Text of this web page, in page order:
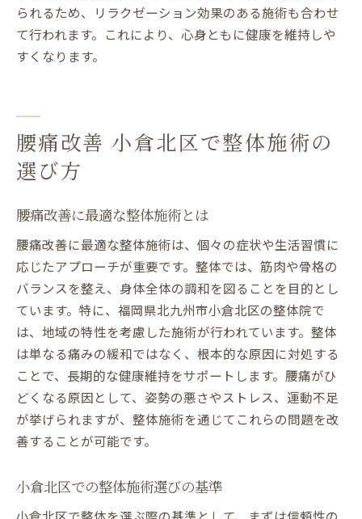
られるため、リラクゼーション効果のある施術も合わせ
て行われます。これにより、心身ともに健康を維持しや
すくなります。
腰痛改善 小倉北区で整体施術の
選び方
腰痛改善に最適な整体施術とは
腰痛改善に最適な整体施術は、個々の症状や生活習慣に
応じたアプローチが重要です。整体では、筋肉や骨格の
バランスを整え、身体全体の調和を図ることを目的とし
ています。特に、福岡県北九州市小倉北区の整体院で
は、地域の特性を考慮した施術が行われています。整体
は単なる痛みの緩和ではなく、根本的な原因に対処する
ことで、長期的な健康維持をサポートします。腰痛がひ
どくなる原因として、姿勢の悪さやストレス、運動不足
が挙げられますが、整体施術を通じてこれらの問題を改
善することが可能です。
小倉北区での整体施術選びの基準